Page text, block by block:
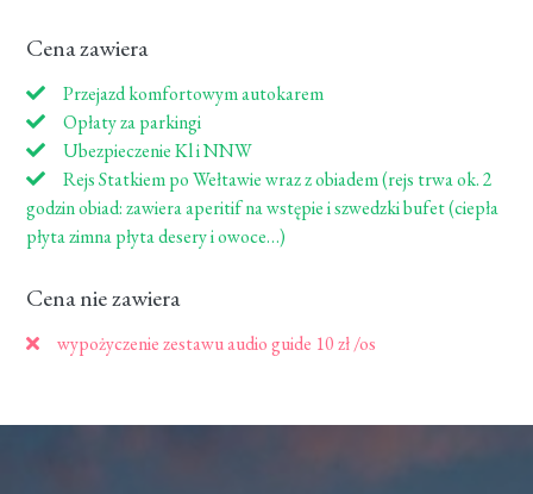
Cena zawiera
Przejazd komfortowym autokarem
Opłaty za parkingi
Ubezpieczenie Kl i NNW
Rejs Statkiem po Wełtawie wraz z obiadem (rejs trwa ok. 2
godzin obiad: zawiera aperitif na wstępie i szwedzki bufet (ciepła
płyta zimna płyta desery i owoce…)
Cena nie zawiera
wypożyczenie zestawu audio guide 10 zł /os